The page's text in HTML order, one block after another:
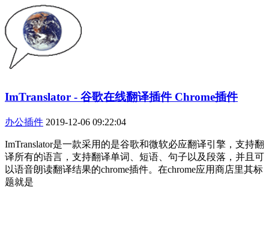
ImTranslator - 谷歌在线翻译插件 Chrome插件
办公插件 2019-12-06 09:22:04
ImTranslator是一款采用的是谷歌和微软必应翻译引擎，支持翻
译所有的语言，支持翻译单词、短语、句子以及段落，并且可
以语音朗读翻译结果的chrome插件。在chrome应用商店里其标
题就是